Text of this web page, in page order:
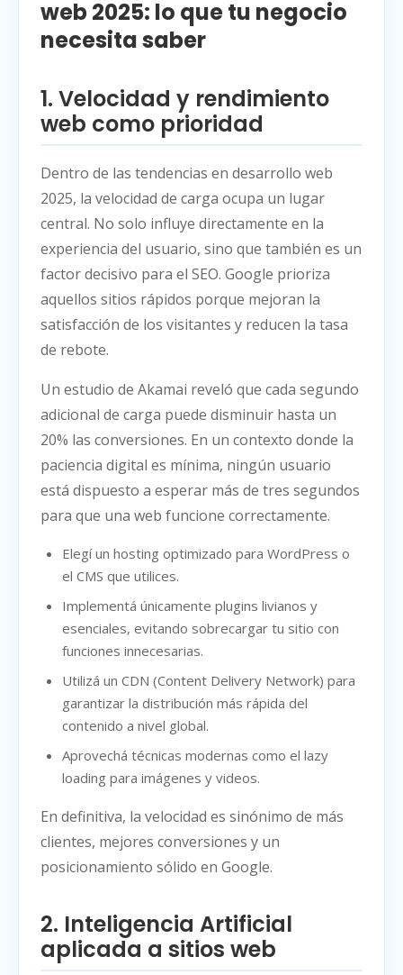
web 2025: lo que tu negocio
necesita saber
1. Velocidad y rendimiento
web como prioridad
Dentro de las tendencias en desarrollo web
2025, la velocidad de carga ocupa un lugar
central. No solo influye directamente en la
experiencia del usuario, sino que también es un
factor decisivo para el SEO. Google prioriza
aquellos sitios rápidos porque mejoran la
satisfacción de los visitantes y reducen la tasa
de rebote.
Un estudio de Akamai reveló que cada segundo
adicional de carga puede disminuir hasta un
20% las conversiones. En un contexto donde la
paciencia digital es mínima, ningún usuario
está dispuesto a esperar más de tres segundos
para que una web funcione correctamente.
Elegí un hosting optimizado para WordPress o
el CMS que utilices.
Implementá únicamente plugins livianos y
esenciales, evitando sobrecargar tu sitio con
funciones innecesarias.
Utilizá un CDN (Content Delivery Network) para
garantizar la distribución más rápida del
contenido a nivel global.
Aprovechá técnicas modernas como el lazy
loading para imágenes y videos.
En definitiva, la velocidad es sinónimo de más
clientes, mejores conversiones y un
posicionamiento sólido en Google.
2. Inteligencia Artificial
aplicada a sitios web